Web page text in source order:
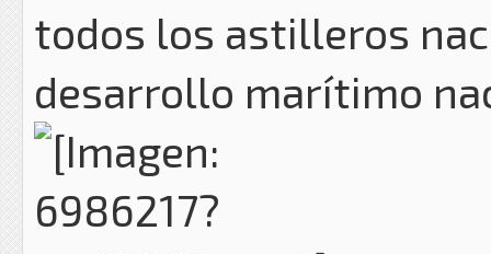
todos los astilleros
desarrollo marítimo